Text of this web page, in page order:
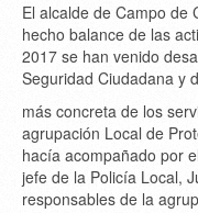
El alcalde de Campo de
hecho balance de las
2017 se han venido
Seguridad Ciudadana y
más concreta de los
agrupación Local de
hacía acompañado por
jefe de la Policía Local,
responsables de la